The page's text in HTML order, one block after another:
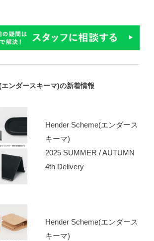
ンダースキーマ)の新着情報
Hender Scheme(エンダース
キーマ)
2025 SUMMER / AUTUMN
4th Delivery
Hender Scheme(エンダース
キーマ)